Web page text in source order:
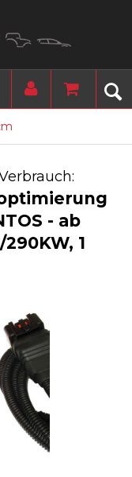
- ab
1